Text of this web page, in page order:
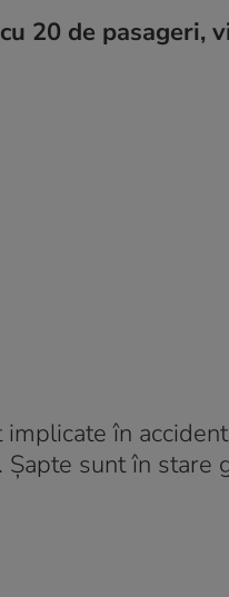
20 de pasageri,
în
sunt în